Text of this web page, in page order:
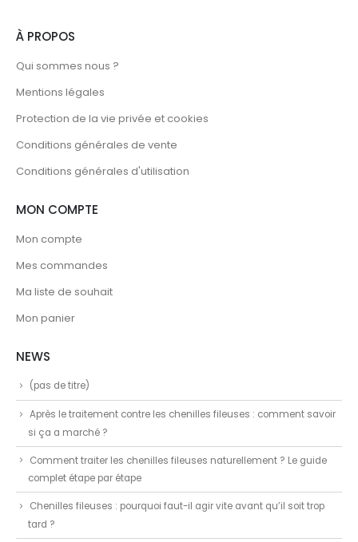
À PROPOS
Qui sommes nous ?
Mentions légales
Protection de la vie privée et cookies
Conditions générales de vente
Conditions générales d'utilisation
MON COMPTE
Mon compte
Mes commandes
Ma liste de souhait
Mon panier
NEWS
(pas de titre)
Après le traitement contre les chenilles fileuses : comment savoir
si ça a marché ?
Comment traiter les chenilles fileuses naturellement ? Le guide
complet étape par étape
Chenilles fileuses : pourquoi faut-il agir vite avant qu’il soit trop
tard ?